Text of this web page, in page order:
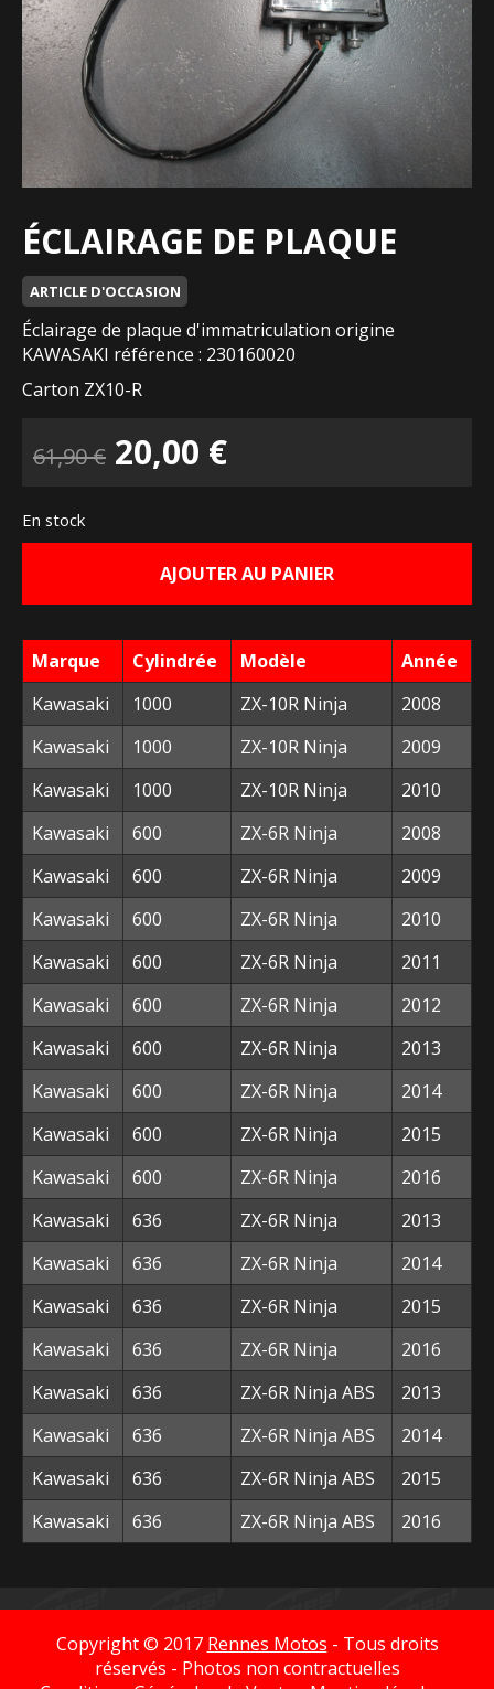
ÉCLAIRAGE DE PLAQUE
ARTICLE D'OCCASION
Éclairage de plaque d'immatriculation origine
KAWASAKI référence : 230160020
Carton ZX10-R
61,90€ Le
initial
était :
61,90 €.
20,00 €Le
actuel
est :
20,00 €.
En stock
AJOUTER AU PANIER
Marque Cylindrée Modèle
Année
Kawasaki
1000 ZX-10R Ninja
2008
Kawasaki
1000 ZX-10R Ninja
2009
Kawasaki
1000 ZX-10R Ninja
2010
Kawasaki
600 ZX-6R Ninja
2008
Kawasaki
600 ZX-6R Ninja
2009
Kawasaki
600 ZX-6R Ninja
2010
Kawasaki
600 ZX-6R Ninja
2011
Kawasaki
600 ZX-6R Ninja
2012
Kawasaki
600 ZX-6R Ninja
2013
Kawasaki
600 ZX-6R Ninja
2014
Kawasaki
600 ZX-6R Ninja
2015
Kawasaki
600 ZX-6R Ninja
2016
Kawasaki
636 ZX-6R Ninja
2013
Kawasaki
636 ZX-6R Ninja
2014
Kawasaki
636 ZX-6R Ninja
2015
Kawasaki
636 ZX-6R Ninja
2016
Kawasaki
636 ZX-6R Ninja ABS
2013
Kawasaki
636 ZX-6R Ninja ABS
2014
Kawasaki
636 ZX-6R Ninja ABS
2015
Kawasaki
636 ZX-6R Ninja ABS 2016
Copyright © 2017 Rennes Motos - Tous droits
réservés - Photos non contractuelles